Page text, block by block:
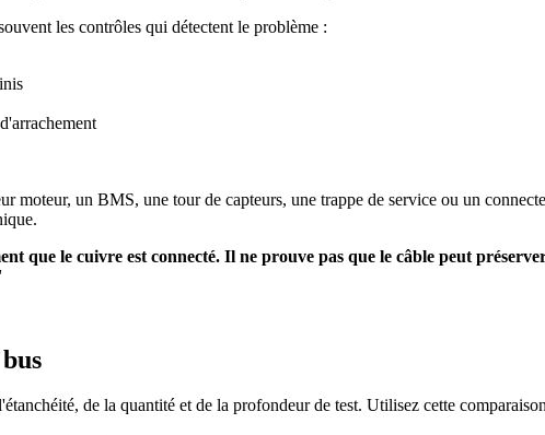
les contrôles qui détectent le problème :
moteur, un BMS, une tour de capteurs, une trappe de service ou un
que le cuivre est connecté. Il ne prouve pas que le câble peut
de la quantité et de la profondeur de test. Utilisez cette